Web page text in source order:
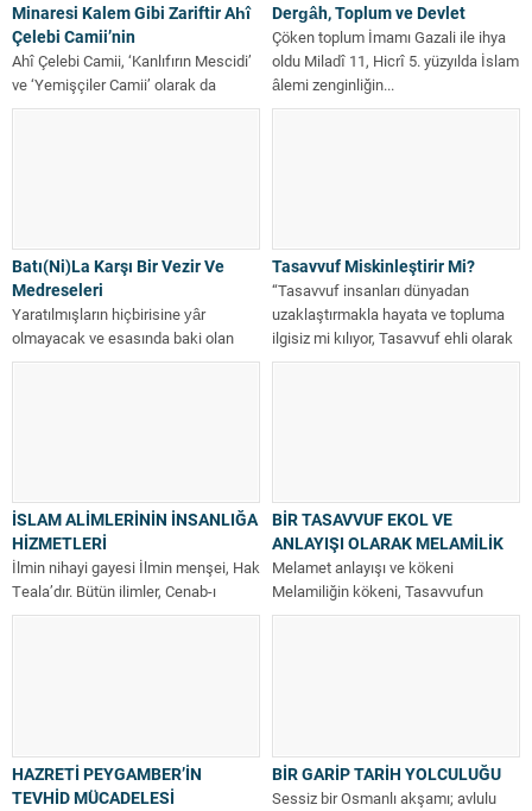
Minaresi Kalem Gibi Zariftir Ahî
Çelebi Camii’nin
Ahî Çelebi Camii, ‘Kanlıfırın Mescidi’
ve ‘Yemişçiler Camii’ olarak da
bilinir. Fatih ilçesi, Eminönü
Dergâh, Toplum ve Devlet
Çöken toplum İmamı Gazali ile ihya
oldu Miladî 11, Hicrî 5. yüzyılda İslam
âlemi zenginliğin...
Batı(Ni)La Karşı Bir Vezir Ve
Medreseleri
Yaratılmışların hiçbirisine yâr
olmayacak ve esasında baki olan
hayatın tarlası niteliğindeki dünyada
Tasavvuf Miskinleştirir Mi?
“Tasavvuf insanları dünyadan
uzaklaştırmakla hayata ve topluma
ilgisiz mi kılıyor, Tasavvuf ehli olarak
bilinen insanların mesela cihada
İSLAM ALİMLERİNİN İNSANLIĞA
HİZMETLERİ
İlmin nihayi gayesi İlmin menşei, Hak
Teala’dır. Bütün ilimler, Cenab-ı
Hakk’ın bu kainata koymuş olduğu...
BİR TASAVVUF EKOL VE
ANLAYIŞI OLARAK MELAMİLİK
Melamet anlayışı ve kökeni
Melamiliğin kökeni, Tasavvufun
‘Horasan Ekolüne’ uzanır. İlk kez
HAZRETİ PEYGAMBER’İN
TEVHİD MÜCADELESİ
BİR GARİP TARİH YOLCULUĞU
Sessiz bir Osmanlı akşamı; avlulu